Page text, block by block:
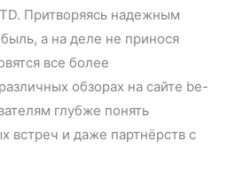
Притворяясь надежным
а на деле не принося
все более
обзорах на сайте be-
глубже понять
встреч и даже партнёрств с